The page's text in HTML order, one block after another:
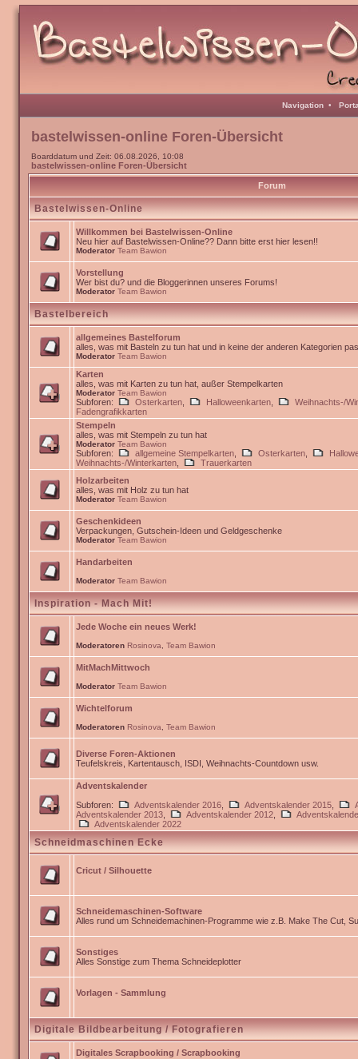
Navigation •
bastelwissen-online Foren-Übersicht
Boarddatum und Zeit: 06.08.2026, 10:08
bastelwissen-online Foren-Übersicht
Forum
Bastelwissen-Online
Willkommen bei Bastelwissen-Online
Neu hier auf Bastelwissen-Online?? Dann bitte erst hier lesen!!
Moderator Team Bawion
Vorstellung
Wer bist du? und die Bloggerinnen unseres Forums!
Moderator Team Bawion
Bastelbereich
allgemeines Bastelforum
alles, was mit Basteln zu tun hat und in keine der anderen Kategorien
Moderator Team Bawion
Karten
alles, was mit Karten zu tun hat, außer Stempelkarten
Moderator Team Bawion
Subforen: Osterkarten Halloweenkarten
Weihnachts-/
Fadengrafikkarten
Stempeln
alles, was mit Stempeln zu tun hat
Moderator Team Bawion
Subforen: allgemeine Stempelkarten Osterkarten
Weihnachts-/Winterkarten
Trauerkarten
Holzarbeiten
alles, was mit Holz zu tun hat
Moderator Team Bawion
Geschenkideen
Verpackungen, Gutschein-Ideen und Geldgeschenke
Moderator Team Bawion
Handarbeiten
Moderator Team Bawion
Inspiration - Mach Mit!
Jede Woche ein neues Werk!
Moderatoren Rosinova Team Bawion
MitMachMittwoch
Moderator Team Bawion
Wichtelforum
Moderatoren Rosinova Team Bawion
Diverse Foren-Aktionen
Teufelskreis, Kartentausch, ISDI, Weihnachts-Countdown usw.
Adventskalender
Subforen:
Adventskalender 2016 Adventskalender 2015
Adventskalender 2013
Adventskalender 2012
Adventskalender 2022
Schneidmaschinen Ecke
Cricut / Silhouette
Schneidemaschinen-Software
Alles rund um Schneidemachinen-Programme wie z.B. Make The Cut,
Sonstiges
Alles Sonstige zum Thema Schneideplotter
Vorlagen - Sammlung
Digitale Bildbearbeitung / Fotografieren
Digitales Scrapbooking / Scrapbooking